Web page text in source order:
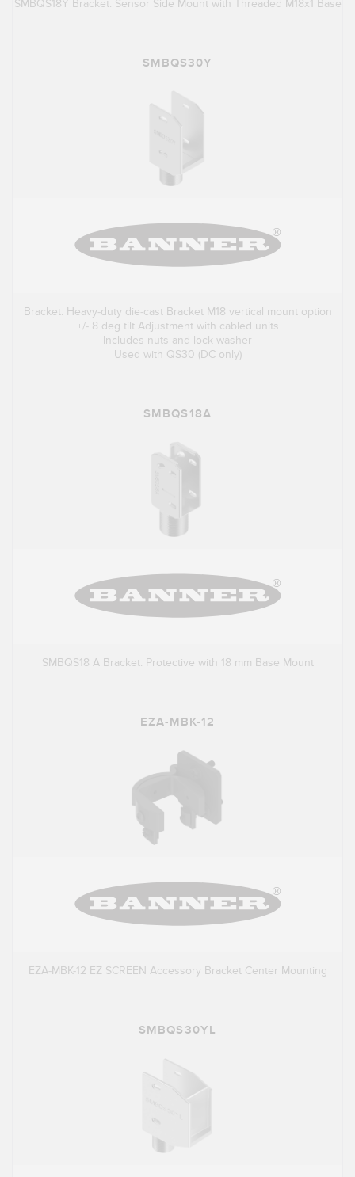
SMBQS18Y Bracket: Sensor Side Mount with Threaded M18x1 Base
SMBQS30Y
Bracket: Heavy-duty die-cast Bracket M18 vertical mount option
+/- 8 deg tilt Adjustment with cabled units
Includes nuts and lock washer
Used with QS30 (DC only)
SMBQS18A
SMBQS18 A Bracket: Protective with 18 mm Base Mount
EZA-MBK-12
EZA-MBK-12 EZ SCREEN Accessory Bracket Center Mounting
SMBQS30YL